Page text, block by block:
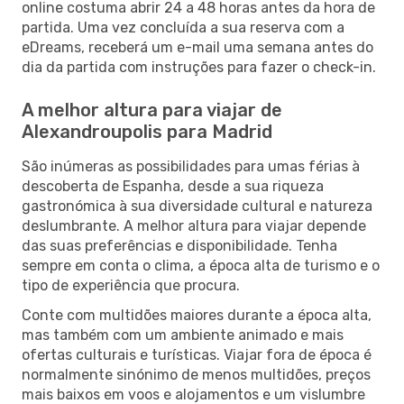
online costuma abrir 24 a 48 horas antes da hora de
partida. Uma vez concluída a sua reserva com a
eDreams, receberá um e-mail uma semana antes do
dia da partida com instruções para fazer o check-in.
A melhor altura para viajar de
Alexandroupolis para Madrid
São inúmeras as possibilidades para umas férias à
descoberta de Espanha, desde a sua riqueza
gastronómica à sua diversidade cultural e natureza
deslumbrante. A melhor altura para viajar depende
das suas preferências e disponibilidade. Tenha
sempre em conta o clima, a época alta de turismo e o
tipo de experiência que procura.
Conte com multidões maiores durante a época alta,
mas também com um ambiente animado e mais
ofertas culturais e turísticas. Viajar fora de época é
normalmente sinónimo de menos multidões, preços
mais baixos em voos e alojamentos e um vislumbre